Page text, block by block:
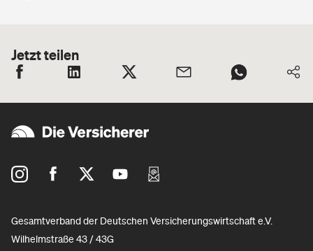
Jetzt teilen
Gesamtverband der Deutschen Versicherungswirtschaft e.V.
Wilhelmstraße 43 / 43G